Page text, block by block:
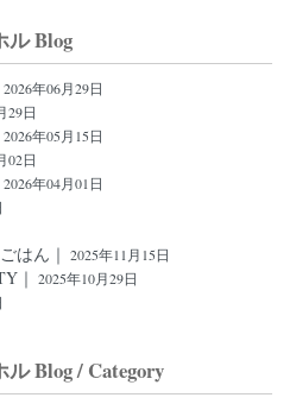
ル Blog
2026年06月29日
29日
2026年05月15日
02日
2026年04月01日
はん｜ 2025年11月15日
｜ 2025年10月29日
Blog / Category